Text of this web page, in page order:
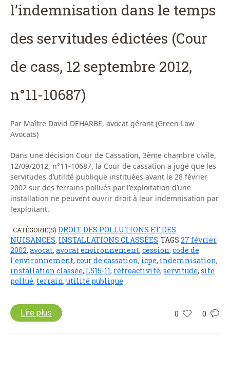
l’indemnisation dans le temps
des servitudes édictées (Cour
de cass, 12 septembre 2012,
n°11-10687)
Par Maître David DEHARBE, avocat gérant (Green Law
Avocats)
Dans une décision Cour de Cassation, 3ème chambre civile,
12/09/2012, n°11-10687, la Cour de cassation a jugé que les
servitudes d’utilité publique instituées avant le 28 février
2002 sur des terrains pollués par l’exploitation d’une
installation ne peuvent ouvrir droit à leur indemnisation par
l’exploitant.
CATÉGORIE(S) DROIT DES POLLUTIONS ET DES
NUISANCES INSTALLATIONS CLASSÉES TAGS 27 février
2002, avocat, avocat environnement, cession, code de
l'environnement, cour de cassation, icpe, indemnisation,
installation classée, L515-11, rétroactivité, servitude, site
pollué, terrain,utilité publique
0 0
Lire plus